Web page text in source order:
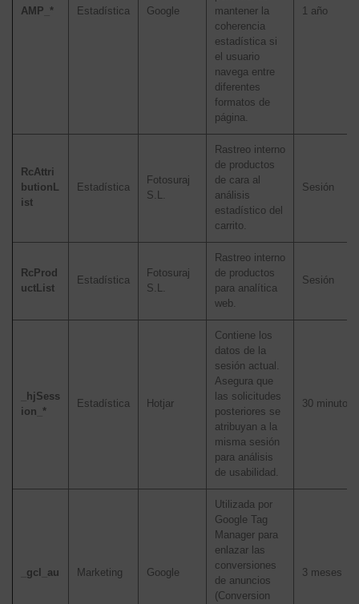
AMP_* Estadística Google
mantener la
coherencia
estadística si
el usuario
navega entre
diferentes
formatos de
página.
1 año
RcAttri
butionL
ist
Estadística
Fotosuraj
S.L.
Rastreo interno
de productos
de cara al
análisis
estadístico del
carrito.
Sesión
RcProd
uctList
Estadística
Fotosuraj
S.L.
Rastreo interno
de productos
para analítica
web.
Sesión
_hjSess
ion_*
Estadística Hotjar
Contiene los
datos de la
sesión actual.
Asegura que
las solicitudes
posteriores se
atribuyan a la
misma sesión
para análisis
de usabilidad.
30 minutos
_gcl_au Marketing Google
Utilizada por
Google Tag
Manager para
enlazar las
conversiones
de anuncios
(Conversion
3 meses